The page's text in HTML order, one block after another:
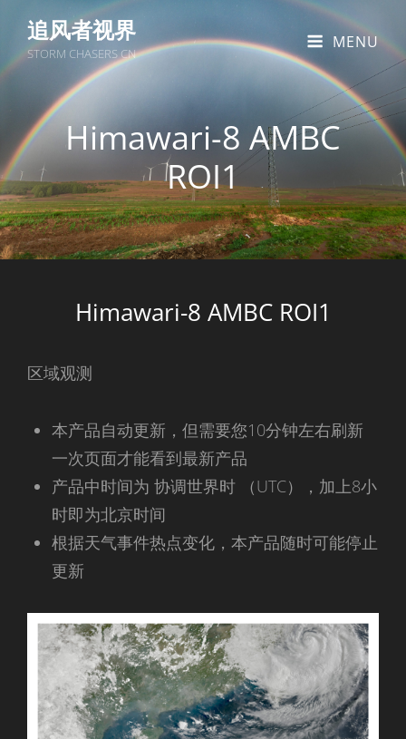
追风者视界
STORM CHASERS CN
MENU
Himawari-8 AMBC
ROI1
Himawari-8 AMBC ROI1
区域观测
本产品自动更新，但需要您10分钟左右刷新
一次页面才能看到最新产品
产品中时间为 协调世界时 （UTC），加上8小
时即为北京时间
根据天气事件热点变化，本产品随时可能停止
更新